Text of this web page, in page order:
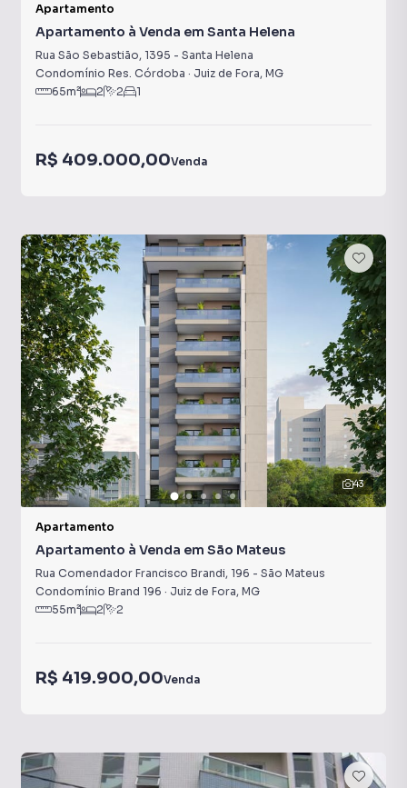
Apartamento
Apartamento à Venda em Santa Helena
Rua São Sebastião, 1395 - Santa Helena
Condomínio Res. Córdoba · Juiz de Fora, MG
65m² 2 2 1
R$ 409.000,00Venda
43
Apartamento
Apartamento à Venda em São Mateus
Rua Comendador Francisco Brandi, 196 - São Mateus
Condomínio Brand 196 · Juiz de Fora, MG
55m² 2 2
R$ 419.900,00Venda